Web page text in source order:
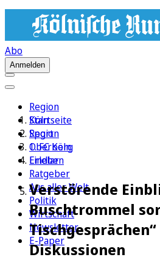
Abo
Anmelden
Region
Köln
Sport
1. FC Köln
Erleben
Ratgeber
Aus aller Welt
Politik
Wirtschaft
Newsletter
E-Paper
Startseite
Region
Oberberg
Lindlar
Verstörende
Buschtrommel
Diskussionen